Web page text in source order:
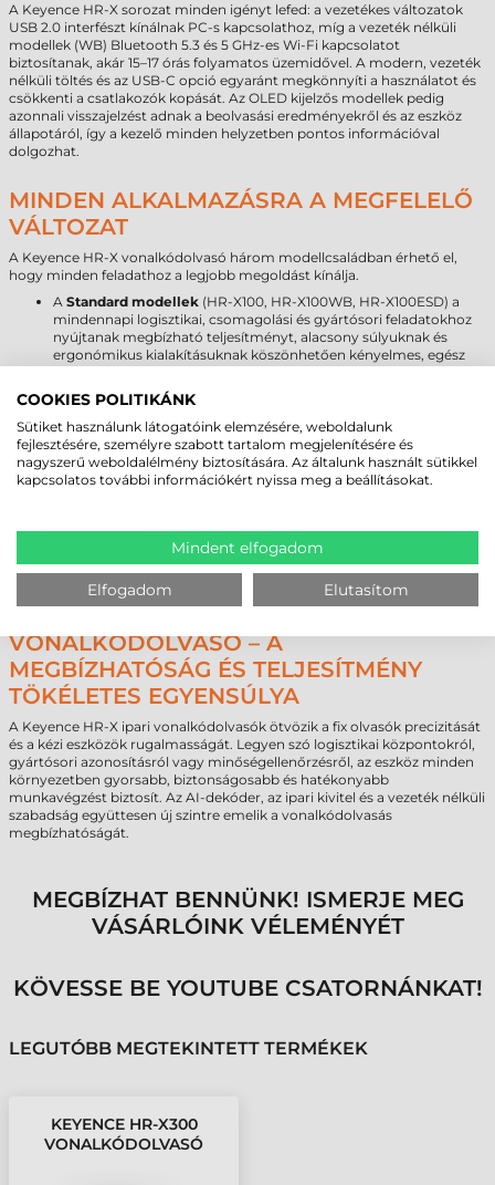
A Keyence HR-X sorozat minden igényt lefed: a vezetékes változatok
USB 2.0 interfészt kínálnak PC-s kapcsolathoz, míg a vezeték nélküli
modellek (WB) Bluetooth 5.3 és 5 GHz-es Wi-Fi kapcsolatot
biztosítanak, akár 15–17 órás folyamatos üzemidővel. A modern, vezeték
nélküli töltés és az USB-C opció egyaránt megkönnyíti a használatot és
csökkenti a csatlakozók kopását. Az OLED kijelzős modellek pedig
azonnali visszajelzést adnak a beolvasási eredményekről és az eszköz
állapotáról, így a kezelő minden helyzetben pontos információval
dolgozhat.
MINDEN ALKALMAZÁSRA A MEGFELELŐ
VÁLTOZAT
A Keyence HR-X vonalkódolvasó három modellcsaládban érhető el,
hogy minden feladathoz a legjobb megoldást kínálja.
A Standard modellek (HR-X100, HR-X100WB, HR-X100ESD) a
mindennapi logisztikai, csomagolási és gyártósori feladatokhoz
nyújtanak megbízható teljesítményt, alacsony súlyuknak és
ergonómikus kialakításuknak köszönhetően kényelmes, egész
AHigh Performance modellek
kétkamerás felépítésük révén gyors és pontos olvasást kínálnak
bármilyen távolságból, így ideálisak olyan feladatokra, ahol a
kezelőnek gyakran kell különböző méretű vagy helyzetű kódokat
olvasnia.
ADPM modellek(HR-X500, HR-X500WB) kifejezetten
találhatók. A nagy intenzitású fehér LED megvilágítás és az AI-
támogatott dekódolás még a legnehezebb ipari környezetekben
is megbízható azonosítást biztosít.
VONALKÓDOLVASÓ – A
MEGBÍZHATÓSÁG ÉS TELJESÍTMÉNY
TÖKÉLETES EGYENSÚLYA
A Keyence HR-X ipari vonalkódolvasók ötvözik a fix olvasók precizitását
és a kézi eszközök rugalmasságát. Legyen szó logisztikai központokról,
gyártósori azonosításról vagy minőségellenőrzésről, az eszköz minden
környezetben gyorsabb, biztonságosabb és hatékonyabb
munkavégzést biztosít. Az AI-dekóder, az ipari kivitel és a vezeték nélküli
szabadság együttesen új szintre emelik a vonalkódolvasás
megbízhatóságát.
MEGBÍZHAT BENNÜNK! ISMERJE MEG
VÁSÁRLÓINK VÉLEMÉNYÉT
KÖVESSE BE YOUTUBE CSATORNÁNKAT!
LEGUTÓBB MEGTEKINTETT TERMÉKEK
KEYENCE HR-X300
VONALKÓDOLVASÓ
COOKIES POLITIKÁNK
Sütiket használunk látogatóink elemzésére, weboldalunk
fejlesztésére, személyre szabott tartalom megjelenítésére és
nagyszerű weboldalélmény biztosítására. Az általunk használt sütikkel
kapcsolatos további információkért nyissa meg a beállításokat.
Mindent elfogadom
Elfogadom Elutasítom